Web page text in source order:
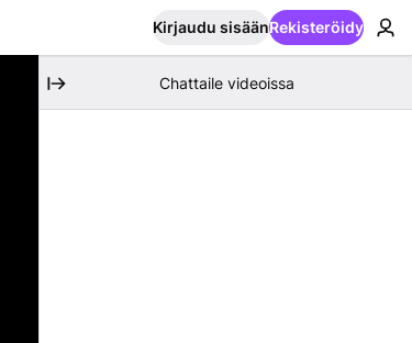
Kirjaudu sisäänRekisteröidy
Chattaile videoissa